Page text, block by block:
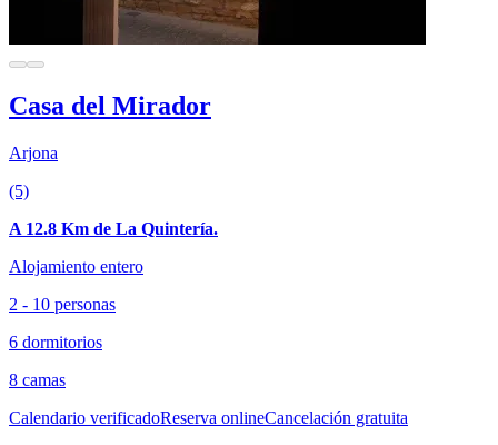
Casa del Mirador
Arjona
(5)
A 12.8 Km de La Quintería.
Alojamiento entero
2 - 10 personas
6 dormitorios
8 camas
Calendario verificadoReserva onlineCancelación gratuita